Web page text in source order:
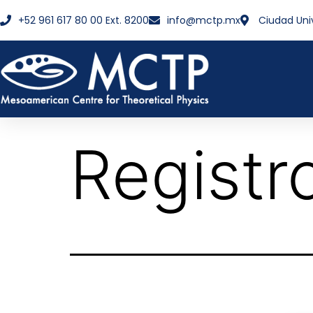
+52 961 617 80 00 Ext. 8200 info@mctp.mx Ciudad